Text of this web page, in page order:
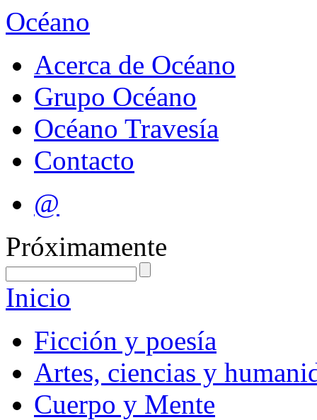
Océano
Acerca de Océano
Grupo Océano
Océano Travesía
Contacto
@
Próximamente
Inicio
Ficción y poesía
Artes, ciencias y
Cuerpo y Mente